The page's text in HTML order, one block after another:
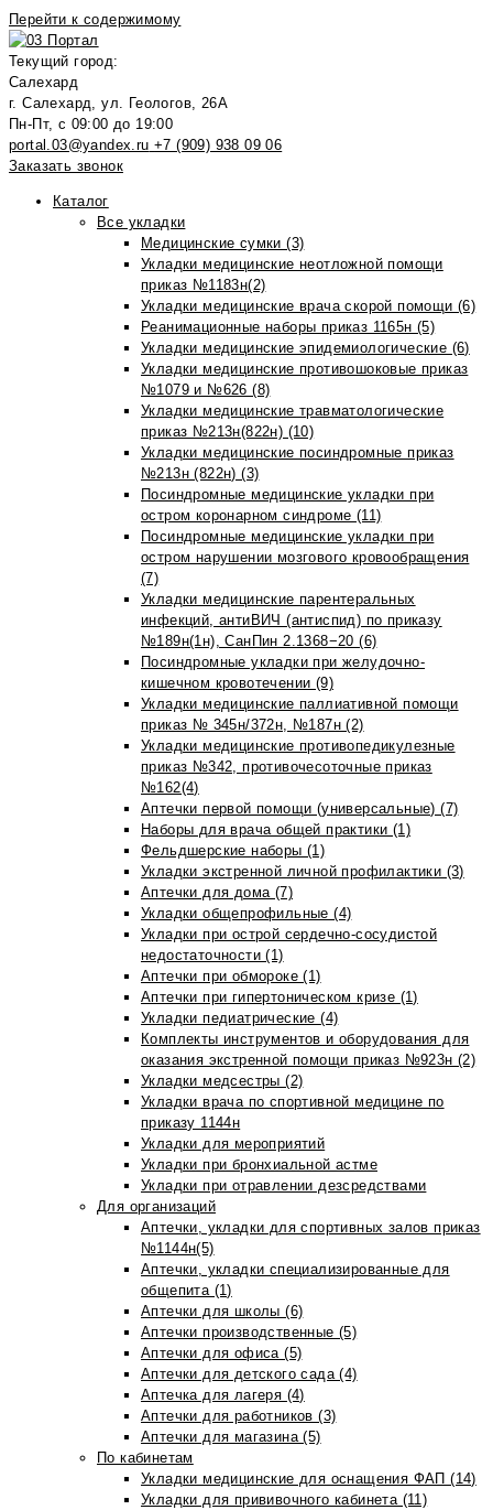
Перейти к содержимому
Текущий город:
Салехард
г. Салехард, ул. Геологов, 26А
Пн-Пт, с 09:00 до 19:00
portal.03@yandex.ru +7 (909) 938 09 06
Заказать звонок
Каталог
Все укладки
Медицинские сумки (3)
Укладки медицинские неотложной помощи
приказ №1183н(2)
Укладки медицинские врача скорой помощи (6)
Реанимационные наборы приказ 1165н (5)
Укладки медицинские эпидемиологические (6)
Укладки медицинские противошоковые приказ
№1079 и №626 (8)
Укладки медицинские травматологические
приказ №213н(822н) (10)
Укладки медицинские посиндромные приказ
№213н (822н) (3)
Посиндромные медицинские укладки при
остром коронарном синдроме (11)
Посиндромные медицинские укладки при
остром нарушении мозгового кровообращения
(7)
Укладки медицинские парентеральных
инфекций, антиВИЧ (антиспид) по приказу
№189н(1н), СанПин 2.1368−20 (6)
Посиндромные укладки при желудочно-
кишечном кровотечении (9)
Укладки медицинские паллиативной помощи
приказ № 345н/372н, №187н (2)
Укладки медицинские противопедикулезные
приказ №342, противочесоточные приказ
№162(4)
Аптечки первой помощи (универсальные) (7)
Наборы для врача общей практики (1)
Фельдшерские наборы (1)
Укладки экстренной личной профилактики (3)
Аптечки для дома (7)
Укладки общепрофильные (4)
Укладки при острой сердечно-сосудистой
недостаточности (1)
Аптечки при обмороке (1)
Аптечки при гипертоническом кризе (1)
Укладки педиатрические (4)
Комплекты инструментов и оборудования для
оказания экстренной помощи приказ №923н (2)
Укладки медсестры (2)
Укладки врача по спортивной медицине по
приказу 1144н
Укладки для мероприятий
Укладки при бронхиальной астме
Укладки при отравлении дезсредствами
Для организаций
Аптечки, укладки для спортивных залов приказ
№1144н(5)
Аптечки, укладки специализированные для
общепита (1)
Аптечки для школы (6)
Аптечки производственные (5)
Аптечки для офиса (5)
Аптечки для детского сада (4)
Аптечка для лагеря (4)
Аптечки для работников (3)
Аптечки для магазина (5)
По кабинетам
Укладки медицинские для оснащения ФАП (14)
Укладки для прививочного кабинета (11)